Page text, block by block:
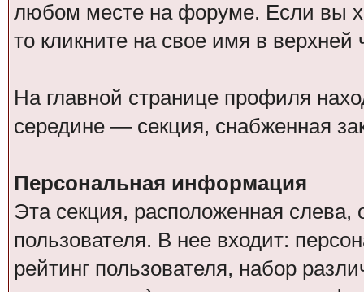
любом месте на форуме. Если вы
то кликните на свое имя в
На главной странице профиля
середине — секция, снабженная
Персональная информация
Эта секция, расположенная
пользователя. В нее входит:
рейтинг пользователя, набор